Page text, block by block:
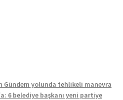
Gündem yolunda tehlikeli manevra
6 belediye başkanı yeni partiye